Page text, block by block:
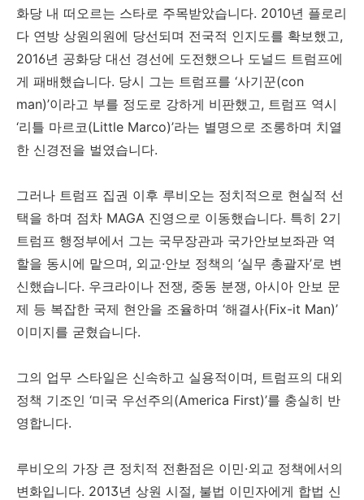
화당 내 떠오르는 스타로 주목받았습니다. 2010년 플로리
다 연방 상원의원에 당선되며 전국적 인지도를 확보했고,
2016년 공화당 대선 경선에 도전했으나 도널드 트럼프에
게 패배했습니다. 당시 그는 트럼프를 ‘사기꾼(con
man)’이라고 부를 정도로 강하게 비판했고, 트럼프 역시
‘리틀 마르코(Little Marco)’라는 별명으로 조롱하며 치열
한 신경전을 벌였습니다.
그러나 트럼프 집권 이후 루비오는 정치적으로 현실적 선
택을 하며 점차 MAGA 진영으로 이동했습니다. 특히 2기
트럼프 행정부에서 그는 국무장관과 국가안보보좌관 역
할을 동시에 맡으며, 외교·안보 정책의 ‘실무 총괄자’로 변
신했습니다. 우크라이나 전쟁, 중동 분쟁, 아시아 안보 문
제 등 복잡한 국제 현안을 조율하며 ‘해결사(Fix-it Man)’
이미지를 굳혔습니다.
그의 업무 스타일은 신속하고 실용적이며, 트럼프의 대외
정책 기조인 ‘미국 우선주의(America First)’를 충실히 반
영합니다.
루비오의 가장 큰 정치적 전환점은 이민·외교 정책에서의
변화입니다. 2013년 상원 시절, 불법 이민자에게 합법 신